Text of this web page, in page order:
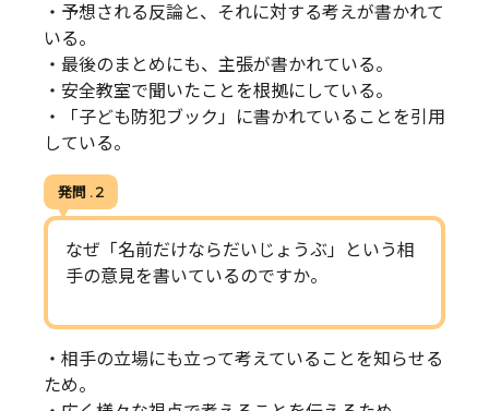
・予想される反論と、それに対する考えが書かれて
いる。
・最後のまとめにも、主張が書かれている。
・安全教室で聞いたことを根拠にしている。
・「子ども防犯ブック」に書かれていることを引用
している。
発問 . 2
なぜ「名前だけならだいじょうぶ」という相
手の意見を書いているのですか。
・相手の立場にも立って考えていることを知らせる
ため。